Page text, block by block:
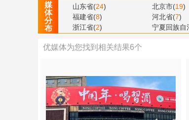
媒
体
分
布
山东省(24) 北京市(19)
福建省(8) 河北省(7)
浙江省(2) 宁夏回族自
优媒体为您找到相关结果6个